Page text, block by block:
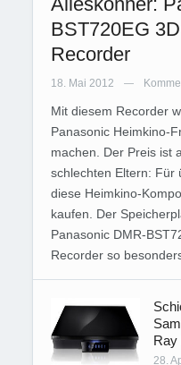
BST720EG
Recorder
18. Mai 2012 —
Mit diesem Recorder
Panasonic Heimkino-
machen. Der Preis ist
schlechten Eltern: Für
diese Heimkino-
kaufen. Der
Panasonic DMR-
Recorder so
Ray
28.